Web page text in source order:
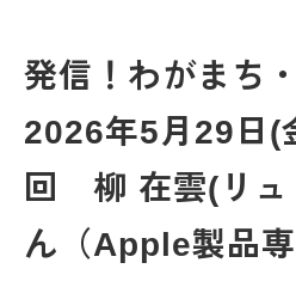
発信！わがまち
2026年5月29日(
回 柳 在雲(リュ
ん（Apple製品